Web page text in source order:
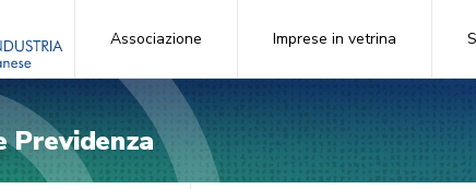
Associazione Imprese in vetrina
Previdenza